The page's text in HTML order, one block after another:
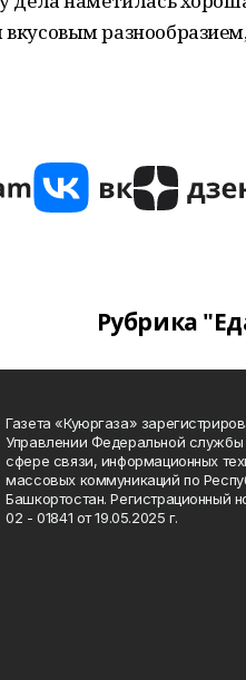
вкусовым
Рубрика
Газета «Куюргаза»
Управлении Федеральной службы
сфере связи, информационных
массовых коммуникаций по
Башкортостан.
02 - 01841 от 19.05.2025 г.